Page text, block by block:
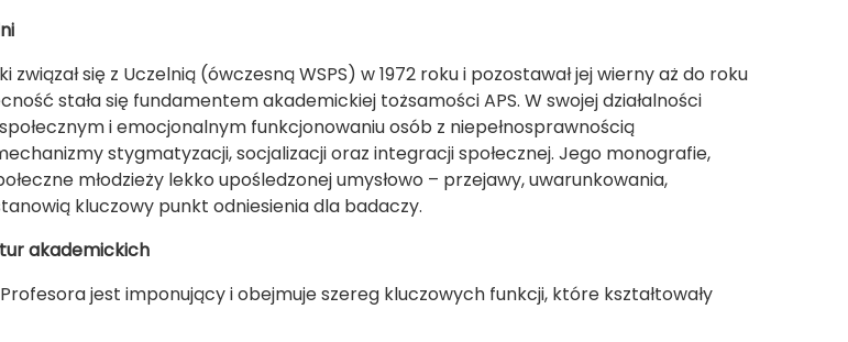
związał się z Uczelnią (ówczesną WSPS) w 1972 roku i pozostawał jej wierny aż do roku
stała się fundamentem akademickiej tożsamości APS. W swojej działalności
i emocjonalnym funkcjonowaniu osób z niepełnosprawnością
stygmatyzacji, socjalizacji oraz integracji społecznej. Jego monografie,
młodzieży lekko upośledzonej umysłowo – przejawy, uwarunkowania,
kluczowy punkt odniesienia dla badaczy.
akademickich
jest imponujący i obejmuje szereg kluczowych funkcji, które kształtowały